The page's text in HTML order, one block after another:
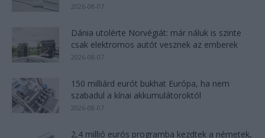
2026-08-07
Dánia utolérte Norvégiát: már náluk is szinte
csak elektromos autót vesznek az emberek
2026-08-07
150 milliárd eurót bukhat Európa, ha nem
szabadul a kínai akkumulátoroktól
2026-08-07
2,4 millió eurós programba kezdtek a németek,